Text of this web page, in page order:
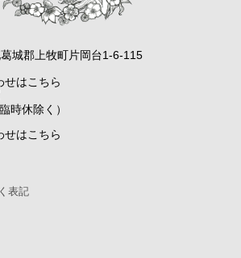
城郡上牧町片岡台1-6-115
せはこちら
時休除く）
せはこちら
表記